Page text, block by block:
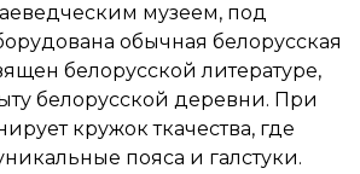
музеем, под
обычная белорусская
белорусской литературе,
белорусской деревни. При
кружок ткачества, где
пояса и галстуки.